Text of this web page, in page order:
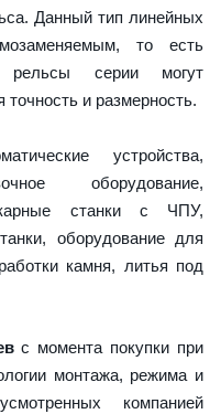
Данный тип линейных
то есть
серии могут
точность и размерность.
устройства,
оборудование,
станки с ЧПУ,
оборудование для
камня, литья под
с момента покупки при
монтажа, режима и
компанией